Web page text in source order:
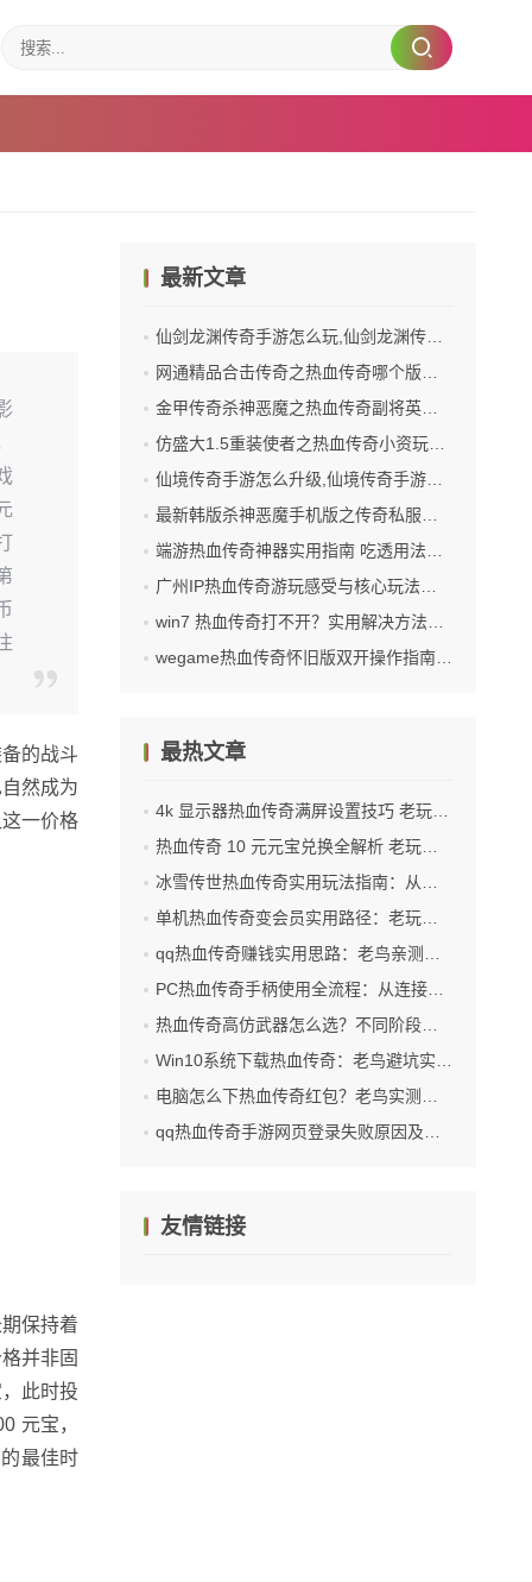
的战斗
然成为
一价格
保持着
并非固
此时投
元宝，
最佳时
最新文章
仙剑龙渊传奇手游怎么玩,仙剑龙渊传奇手游怎么玩？
网通精品合击传奇之热血传奇哪个版本耐玩些
金甲传奇杀神恶魔之热血传奇副将英雄怎么得到
仿盛大1.5重装使者之热血传奇小资玩什么
仙境传奇手游怎么升级,仙境传奇手游怎么升级？
最新韩版杀神恶魔手机版之传奇私服客服端目录是什么
端游热血传奇神器实用指南 吃透用法解锁战力上限
广州IP热血传奇游玩感受与核心玩法分享
win7 热血传奇打不开？实用解决方法帮你重返玛法大陆
wegame热血传奇怀旧版双开操作指南：实用方法分享
最热文章
4k 显示器热血传奇满屏设置技巧 老玩家实测有效
热血传奇 10 元元宝兑换全解析 老玩家亲测实用攻略
冰雪传世热血传奇实用玩法指南：从零上手到轻松进阶
单机热血传奇变会员实用路径：老玩家亲测无门槛操作指南
qq热血传奇赚钱实用思路：老鸟亲测有效的资源变现方法
PC热血传奇手柄使用全流程：从连接到操作适配的实用技巧
热血传奇高仿武器怎么选？不同阶段适配款推荐
Win10系统下载热血传奇：老鸟避坑实操指南
电脑怎么下热血传奇红包？老鸟实测靠谱步骤与避坑指南
qq热血传奇手游网页登录失败原因及解决办法
友情链接